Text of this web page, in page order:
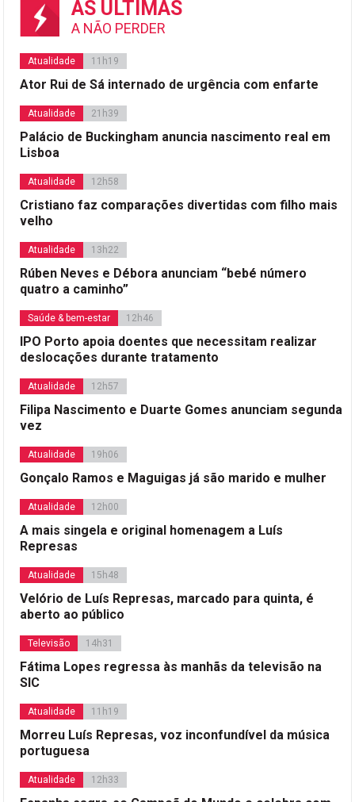
AS ÚLTIMAS
A NÃO PERDER
Atualidade 11h19
Ator Rui de Sá internado de urgência com enfarte
Atualidade 21h39
Palácio de Buckingham anuncia nascimento real em
Lisboa
Atualidade 12h58
Cristiano faz comparações divertidas com filho mais
velho
Atualidade 13h22
Rúben Neves e Débora anunciam “bebé número
quatro a caminho”
Saúde & bem-estar 12h46
IPO Porto apoia doentes que necessitam realizar
deslocações durante tratamento
Atualidade 12h57
Filipa Nascimento e Duarte Gomes anunciam segunda
vez
Atualidade 19h06
Gonçalo Ramos e Maguigas já são marido e mulher
Atualidade 12h00
A mais singela e original homenagem a Luís
Represas
Atualidade 15h48
Velório de Luís Represas, marcado para quinta, é
aberto ao público
Televisão 14h31
Fátima Lopes regressa às manhãs da televisão na
SIC
Atualidade 11h19
Morreu Luís Represas, voz inconfundível da música
portuguesa
Atualidade 12h33